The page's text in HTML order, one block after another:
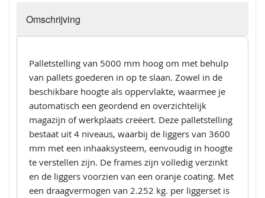
Omschrijving
Palletstelling van 5000 mm hoog om met behulp
van pallets goederen in op te slaan. Zowel in de
beschikbare hoogte als oppervlakte, waarmee je
automatisch een geordend en overzichtelijk
magazijn of werkplaats creëert. Deze palletstelling
bestaat uit 4 niveaus, waarbij de liggers van 3600
mm met een inhaaksysteem, eenvoudig in hoogte
te verstellen zijn. De frames zijn volledig verzinkt
en de liggers voorzien van een oranje coating. Met
een draagvermogen van 2.252 kg. per liggerset is